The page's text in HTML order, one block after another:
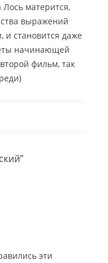
Лось матерится,
выражений
и становится даже
начинающей
фильм, так
”
эти